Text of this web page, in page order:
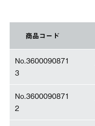
商品コード
No.3600090871
3
No.3600090871
2